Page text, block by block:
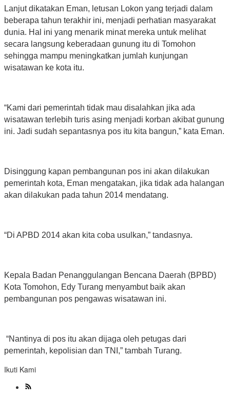
Lanjut dikatakan Eman, letusan Lokon yang terjadi dalam
beberapa tahun terakhir ini, menjadi perhatian masyarakat
dunia. Hal ini yang menarik minat mereka untuk melihat
secara langsung keberadaan gunung itu di Tomohon
sehingga mampu meningkatkan jumlah kunjungan
wisatawan ke kota itu.
“Kami dari pemerintah tidak mau disalahkan jika ada
wisatawan terlebih turis asing menjadi korban akibat gunung
ini. Jadi sudah sepantasnya pos itu kita bangun,” kata Eman.
Disinggung kapan pembangunan pos ini akan dilakukan
pemerintah kota, Eman mengatakan, jika tidak ada halangan
akan dilakukan pada tahun 2014 mendatang.
“Di APBD 2014 akan kita coba usulkan,” tandasnya.
Kepala Badan Penanggulangan Bencana Daerah (BPBD)
Kota Tomohon, Edy Turang menyambut baik akan
pembangunan pos pengawas wisatawan ini.
“Nantinya di pos itu akan dijaga oleh petugas dari
pemerintah, kepolisian dan TNI,” tambah Turang.
Ikuti Kami